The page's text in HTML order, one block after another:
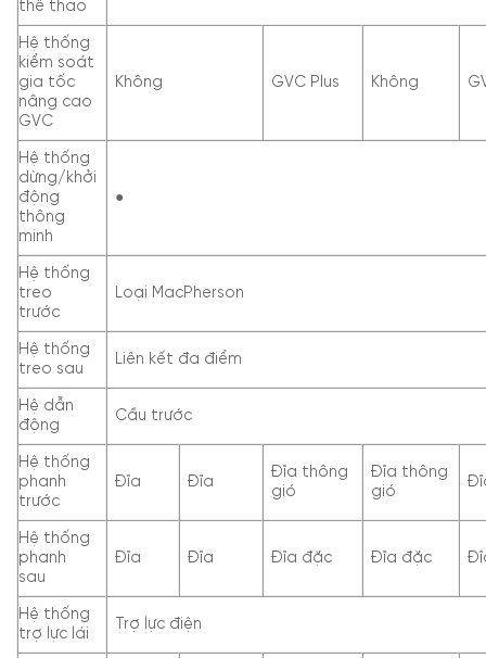
thể thao
Hệ thống
kiểm soát
gia tốc
nâng cao
GVC
Không GVC Plus Không
Hệ thống
dừng/khởi
động
thông
minh
●
Hệ thống
treo
trước
Loại MacPherson
Hệ thống
treo sau
Liên kết đa điểm
Hệ dẫn
động
Cầu trước
Hệ thống
phanh
trước
Đĩa Đĩa
Đĩa thông
gió
Đĩa thông
gió
Hệ thống
phanh
sau
Đĩa Đĩa Đĩa đặc Đĩa đặc
Hệ thống
trợ lực lái
Trợ lực điện